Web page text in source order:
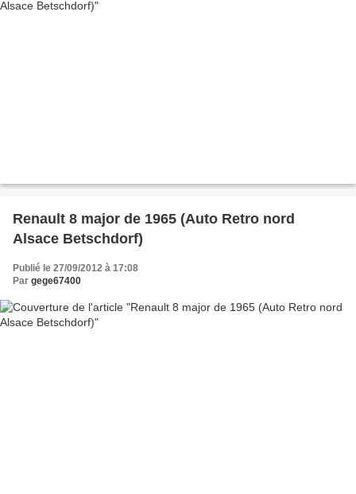
Renault 8 major de 1965 (Auto Retro nord
Alsace Betschdorf)
Publié le 27/09/2012 à 17:08
Par gege67400